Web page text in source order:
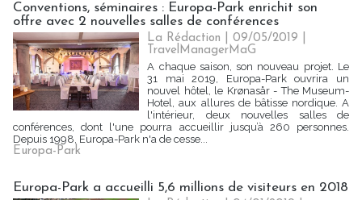
Conventions, séminaires : Europa-Park enrichit son
offre avec 2 nouvelles salles de conférences
La Rédaction | 09/05/2019
TravelManagerMaG
A chaque saison, son nouveau projet. Le
31 mai 2019, Europa-Park ouvrira un
nouvel hôtel, le Krønasår - The Museum-
Hotel, aux allures de bâtisse nordique. A
l'intérieur, deux nouvelles salles de
conférences, dont l'une pourra accueillir jusqu’à 260 personnes.
Depuis 1998, Europa-Park n'a de cesse...
Europa-Park
Europa-Park a accueilli 5,6 millions de visiteurs en 2018